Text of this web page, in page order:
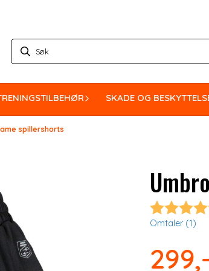
SKADE OG
spillershorts
Omtaler (1)